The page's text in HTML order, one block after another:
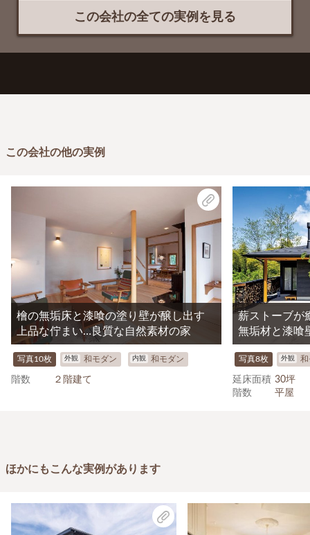
この会社の全ての実例を見る
この会社の他の実例
檜の無垢床と漆喰の塗り壁が醸し出す
上品な佇まい…良質な自然素材の家
写真10枚 外観 和モダン 内観 和モダン
階数 ２階建て
薪ストーブが
無垢材と漆喰
写真8枚 外観 和
延床面積 30坪
階数
平屋
ほかにもこんな実例があります